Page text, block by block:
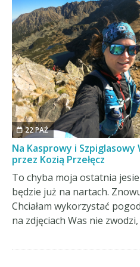
22 PAŹ
Na Kasprowy i
przez Kozią Przełęcz
To chyba moja ostatnia
będzie już na nartach.
Chciałam wykorzystać
na zdjęciach Was nie